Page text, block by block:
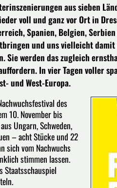
aus sieben
voll und ganz vor Ort in
Spanien, Belgien,
und uns vielleicht
Sie werden das zugleich
In vier Tagen voller
und West-Europa.
des
10. November bis
Ungarn, Schweden,
– acht Stücke und 22
sich vom Nachwuchs
stimmen lassen.
Staatsschauspiel